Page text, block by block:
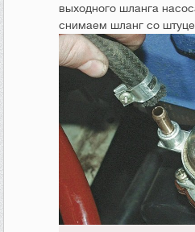
выходного шланга
снимаем шланг со